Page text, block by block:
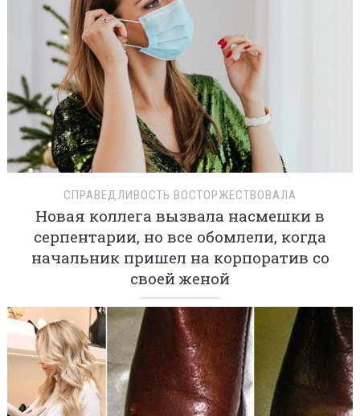
СПРАВЕДЛИВОСТЬ ВОСТОРЖЕСТВОВАЛА
Новая коллега вызвала насмешки в
серпентарии, но все обомлели, когда
начальник пришел на корпоратив со
своей женой